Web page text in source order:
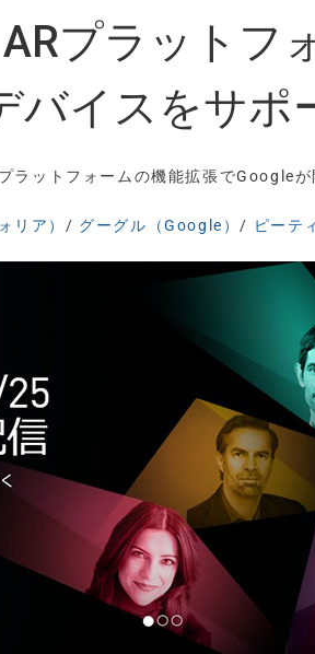
プラットフ
バイスをサポ
ラットフォームの機能拡張でGoogle
リア） / グーグル（Google） / ピーテ